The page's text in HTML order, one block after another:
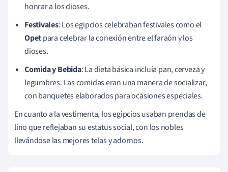
honrar a los dioses.
Festivales: Los egipcios celebraban festivales como el
Opetpara celebrar la conexión entre el faraón y los
dioses.
Comida y Bebida: La dieta básica incluía pan, cerveza y
legumbres. Las comidas eran una manera de socializar,
con banquetes elaborados para ocasiones especiales.
En cuanto a la vestimenta, los egipcios usaban prendas de
lino que reflejaban su estatus social, con los nobles
llevándose las mejores telas y adornos.